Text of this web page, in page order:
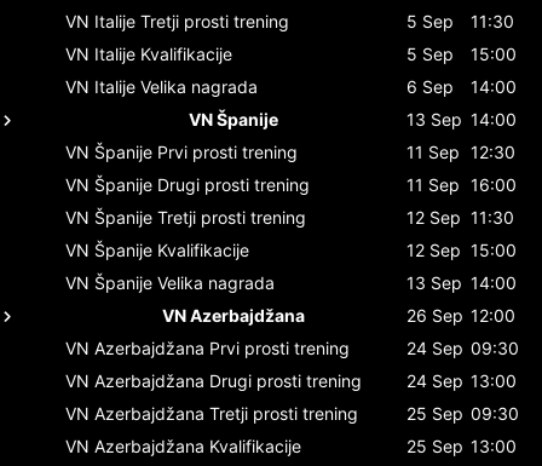
VN Italije Tretji prosti trening 5 Sep
11:30
VN Italije Kvalifikacije 5 Sep
15:00
VN Italije Velika nagrada 6 Sep
14:00
VN Španije
13 Sep 14:00
VN Španije Prvi prosti trening 11 Sep 12:30
VN Španije Drugi prosti trening 11 Sep 16:00
VN Španije Tretji prosti trening 12 Sep 11:30
VN Španije Kvalifikacije 12 Sep 15:00
VN Španije Velika nagrada 13 Sep 14:00
VN Azerbajdžana
26 Sep 12:00
VN Azerbajdžana Prvi prosti trening 24 Sep 09:30
VN Azerbajdžana Drugi prosti trening 24 Sep 13:00
VN Azerbajdžana Tretji prosti trening 25 Sep 09:30
VN Azerbajdžana Kvalifikacije 25 Sep 13:00